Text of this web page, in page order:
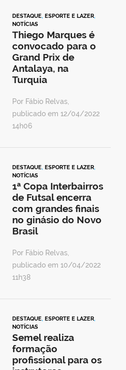
DESTAQUE, ESPORTE E LAZER,
NOTÍCIAS
Thiego Marques é
convocado para o
Grand Prix de
Antalaya, na
Turquia
Por Fábio Relvas,
publicado em 12/04/2022
14h06
DESTAQUE, ESPORTE E LAZER,
NOTÍCIAS
1ª Copa Interbairros
de Futsal encerra
com grandes finais
no ginásio do Novo
Brasil
Por Fábio Relvas,
publicado em 10/04/2022
11h38
DESTAQUE, ESPORTE E LAZER,
NOTÍCIAS
Semel realiza
formação
profissional para os